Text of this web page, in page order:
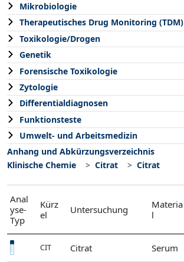
Mikrobiologie
Therapeutisches Drug Monitoring (TDM)
Toxikologie/Drogen
Genetik
Forensische Toxikologie
Zytologie
Differentialdiagnosen
Funktionsteste
Umwelt- und Arbeitsmedizin
Anhang und Abkürzungsverzeichnis
Klinische Chemie
Citrat Citrat
Anal
yse-
Typ
Kürz
el
Untersuchung
Materia
l
CIT Citrat Serum